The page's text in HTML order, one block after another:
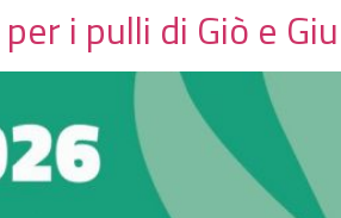
i pulli di Giò e